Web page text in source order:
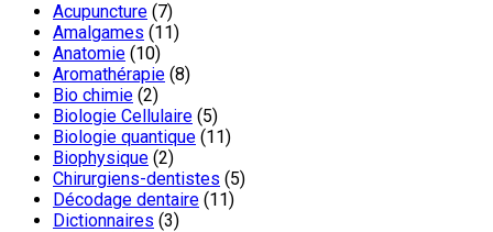
Acupuncture (7)
Amalgames (11)
Anatomie (10)
Aromathérapie (8)
Bio chimie (2)
Biologie Cellulaire (5)
Biologie quantique (11)
Biophysique (2)
Chirurgiens-dentistes (5)
Décodage dentaire (11)
Dictionnaires (3)